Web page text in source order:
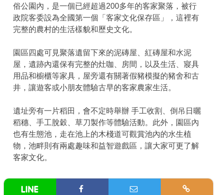
俗公園內，是一個已經超過200多年的客家聚落，被行
政院客委設為全國第一個「客家文化保存區」，這裡有
完整的農村的生活樣貌和歷史文化。
園區四處可見聚落遺留下來的泥磚屋、紅磚屋和水泥
屋，遺跡內還保有完整的灶咖、房間，以及生活、寢具
用品和櫥櫃等家具，屋旁還有關著假豬模擬的豬舍和古
井，讓遊客或小朋友體驗古早的客家農家生活。
遺址旁有一片稻田，會不定時舉辦 手工收割、倒吊日曬
稻穗、手工脫穀、草刀製作等體驗活動。此外，園區內
也有生態池，走在池上的木棧道可觀賞池內的水生植
物，池畔則有兩處趣味和益智遊戲區，讓大家可更了解
客家文化。